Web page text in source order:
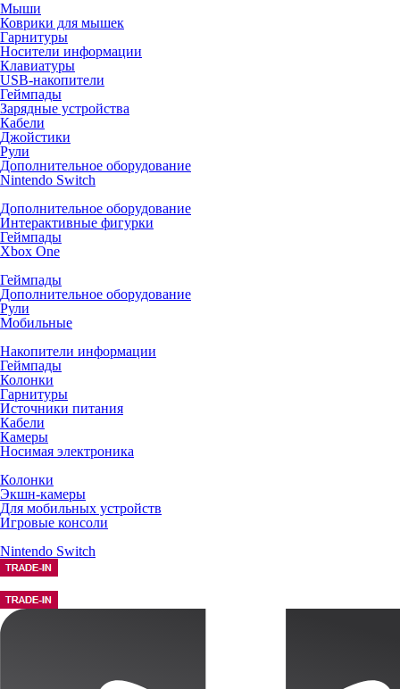
Мыши
Коврики для мышек
Гарнитуры
Носители информации
Клавиатуры
USB-накопители
Геймпады
Зарядные устройства
Кабели
Джойстики
Рули
Дополнительное оборудование
Nintendo Switch
Дополнительное оборудование
Интерактивные фигурки
Геймпады
Xbox One
Геймпады
Дополнительное оборудование
Рули
Мобильные
Накопители информации
Геймпады
Колонки
Гарнитуры
Источники питания
Кабели
Камеры
Носимая электроника
Колонки
Экшн-камеры
Для мобильных устройств
Игровые консоли
Nintendo Switch